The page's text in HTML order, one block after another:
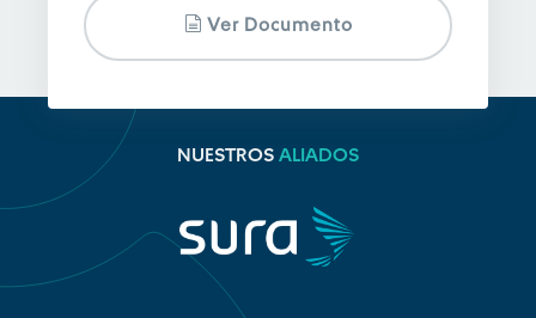
Ver Documento
NUESTROS ALIADOS